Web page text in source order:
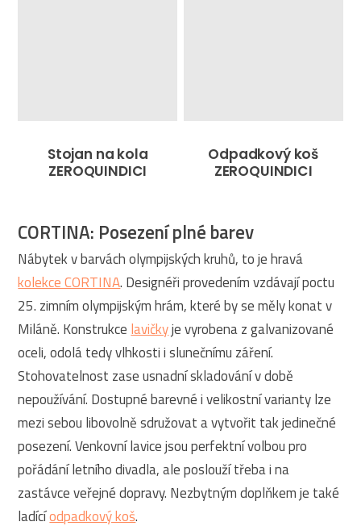
Stojan na kola
ZEROQUINDICI
Odpadkový koš
ZEROQUINDICI
CORTINA: Posezení plné barev
Nábytek v barvách olympijských kruhů, to je hravá
kolekce CORTINA. Designéři provedením vzdávají poctu
25. zimním olympijským hrám, které by se měly konat v
Miláně. Konstrukce lavičkyje vyrobena z galvanizované
oceli, odolá tedy vlhkosti i slunečnímu záření.
Stohovatelnost zase usnadní skladování v době
nepoužívání. Dostupné barevné i velikostní varianty lze
mezi sebou libovolně sdružovat a vytvořit tak jedinečné
posezení. Venkovní lavice jsou perfektní volbou pro
pořádání letního divadla, ale poslouží třeba i na
zastávce veřejné dopravy. Nezbytným doplňkem je také
ladícíodpadkový koš.